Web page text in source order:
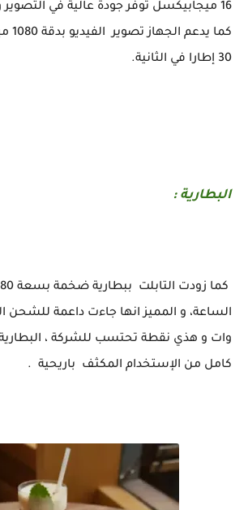
16 ميجابيكسل توفر جودة عالية في التصوير
كما
30 إطارا في الثانية.
البطارية :
وات و هذي نقطة تحتسب للشركة ،
كامل من الإستخدام المكثف باريحية .